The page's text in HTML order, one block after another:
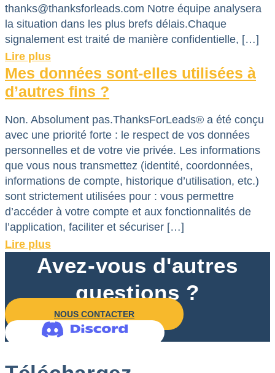
thanks@thanksforleads.com Notre équipe analysera
la situation dans les plus brefs délais.Chaque
signalement est traité de manière confidentielle, […]
Lire plus
Mes données sont-elles utilisées à
d’autres fins ?
Non. Absolument pas.ThanksForLeads® a été conçu
avec une priorité forte : le respect de vos données
personnelles et de votre vie privée. Les informations
que vous nous transmettez (identité, coordonnées,
informations de compte, historique d’utilisation, etc.)
sont strictement utilisées pour : vous permettre
d’accéder à votre compte et aux fonctionnalités de
l’application, faciliter et sécuriser […]
Lire plus
Avez-vous d'autres
questions ?
NOUS CONTACTER